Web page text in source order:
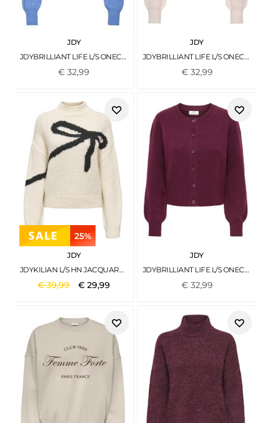
JDY
JDYBRILLIANT LIFE L/S ONECK CARDIGAN KNT EBB AND FLOW
€32,99
JDY
JDYBRILLIANT LIFE L/S ONECK CARDIGAN KNT NATURAL
€ 32,99
25%
JDY
JDYKILIAN L/S HN JACQUARD PULLOVER KNT WHITECAP GRAY
€39,99 €29,99
JDY
JDYBRILLIANT LIFE L/S ONECK CARDIGAN KNT WINDSOR WINE
€ 32,99